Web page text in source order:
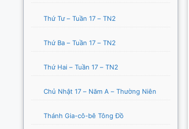
Thứ Tư – Tuần 17 – TN2
Thứ Ba – Tuần 17 – TN2
Thứ Hai – Tuần 17 – TN2
Chủ Nhật 17 – Năm A – Thường Niên
Thánh Gia-cô-bê Tông Đồ